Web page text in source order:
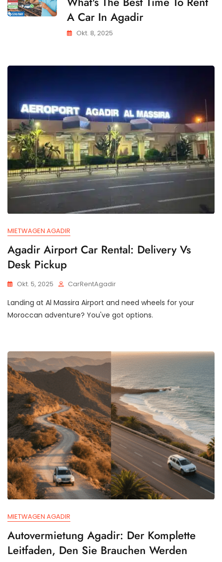
A Car In Agadir
Okt. 8, 2025
MIETWAGEN AGADIR
Agadir Airport Car Rental: Delivery Vs
Desk Pickup
Okt. 5, 2025 CarRentAgadir
Landing at Al Massira Airport and need wheels for your
Moroccan adventure? You've got options.
MIETWAGEN AGADIR
Autovermietung Agadir: Der Komplette
Leitfaden, Den Sie Brauchen Werden